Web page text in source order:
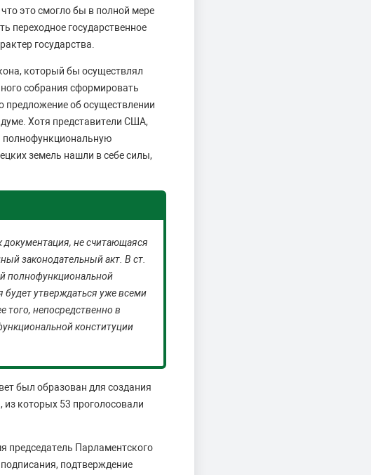
это смогло бы в полной мере
переходное государственное
государства.
который бы осуществлял
собрания сформировать
предложение об осуществлении
Хотя представители США,
полнофункциональную
земель нашли в себе силы,
документация, не считающаяся
законодательный акт. В ст.
полнофункциональной
будет утверждаться уже всеми
того, непосредственно в
конституции
был образован для создания
из которых 53 проголосовали
председатель Парламентского
подтверждение